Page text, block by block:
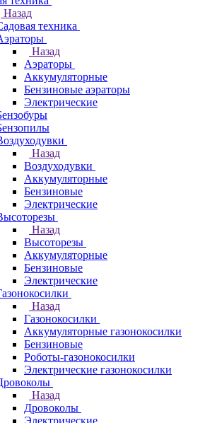
Назад
техника
Назад
Аэраторы
Аккумуляторные
Бензиновые аэраторы
Электрические
Назад
Воздуходувки
Аккумуляторные
Бензиновые
Электрические
Назад
Высоторезы
Аккумуляторные
Бензиновые
Электрические
Назад
Газонокосилки
Аккумуляторные газонокосилки
Бензиновые
Роботы-газонокосилки
Электрические газонокосилки
Назад
Дровоколы
Электрические